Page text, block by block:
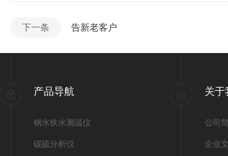
下一条 告新老客户
产品导航
钢水铁水测温仪
碳硫分析仪
关于
公司
企业